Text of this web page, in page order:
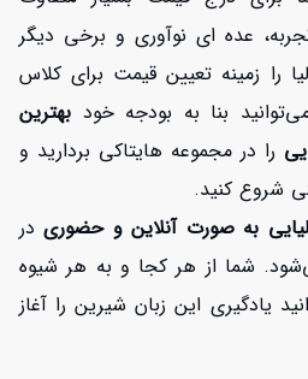
عده ای نوآوری و برخی دیگر
را زمینه تعیین قیمت برای کلاس
بنا به بودجه خود بهترین
را در مجموعه هایتاکی بردارید و
شروع کنید.
به صورت آنلاین و حضوریدر
شما از هر کجا و به هر شیوه
یادگیری این زبان شیرین را آغاز